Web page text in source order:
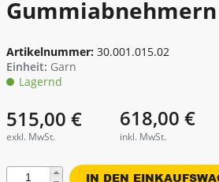
Malen - Mauern - Fliesenlegen
Reinigung - Behälter
Transportgeräte
Gummiabnehmern
Artikelnummer: 30.001.015.02
Einheit: Garn
Lagernd
515,00 €
exkl. MwSt.
618,00 €
inkl. MwSt.
Menge